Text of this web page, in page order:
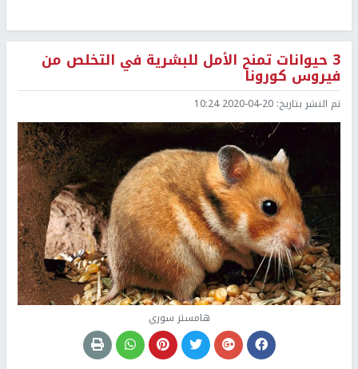
3 حيوانات تمنح الأمل للبشرية في التخلص من
فيروس كورونا
تم النشر بتاريخ: 2020-04-20 10:24
هامستر سوري